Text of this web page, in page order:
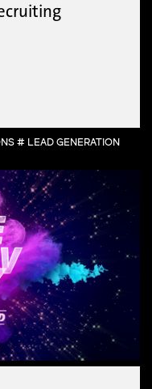
# LEAD GENERATION